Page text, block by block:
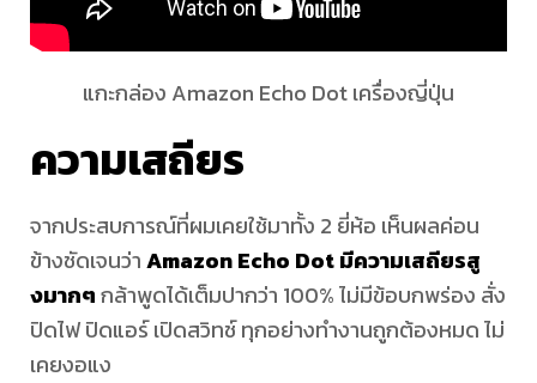
Kindle
Paperwhite,
Google
Nest
Mini,
แกะกล่อง Amazon Echo Dot เครื่องญี่ปุ่น
ความเสถียร
จากประสบการณ์ที่ผมเคยใช้มาทั้ง 2 ยี่ห้อ เห็นผลค่อน
ข้างชัดเจนว่าAmazon Echo Dot มีความเสถียรสู
งมากๆกล้าพูดได้เต็มปากว่า 100% ไม่มีข้อบกพร่อง สั่ง
ปิดไฟ ปิดแอร์ เปิดสวิทช์ ทุกอย่างทำงานถูกต้องหมด ไม่
เคยงอแง